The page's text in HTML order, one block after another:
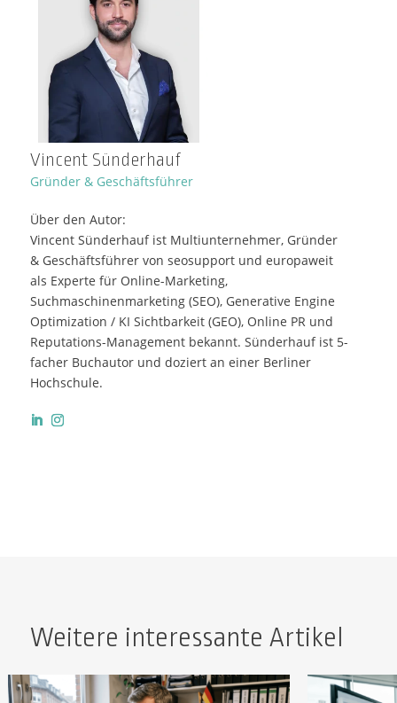
Vincent Sünderhauf
Gründer & Geschäftsführer
Über den Autor:
Vincent Sünderhauf ist Multiunternehmer, Gründer
& Geschäftsführer von seosupport und europaweit
als Experte für Online-Marketing,
Suchmaschinenmarketing (SEO), Generative Engine
Optimization / KI Sichtbarkeit (GEO), Online PR und
Reputations-Management bekannt. Sünderhauf ist 5-
facher Buchautor und doziert an einer Berliner
Hochschule.
Weitere interessante Artikel